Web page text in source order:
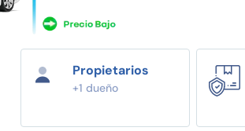
Propietarios
+1 dueño